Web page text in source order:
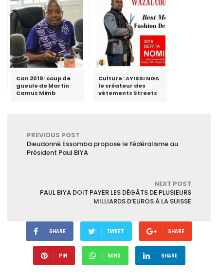
Can 2019 : coup de
gueule de Martin
Camus Mimb
Culture : AYISSI NGA
le créateur des
vêtements Streets
PREVIOUS POST
Dieudonné Essomba propose le fédéralisme au
Président Paul BIYA
NEXT POST
PAUL BIYA DOIT PAYER LES DÉGÂTS DE PLUSIEURS
MILLIARDS D’EUROS À LA SUISSE
SHARE TWEET SHARE
PIN SEND SHARE